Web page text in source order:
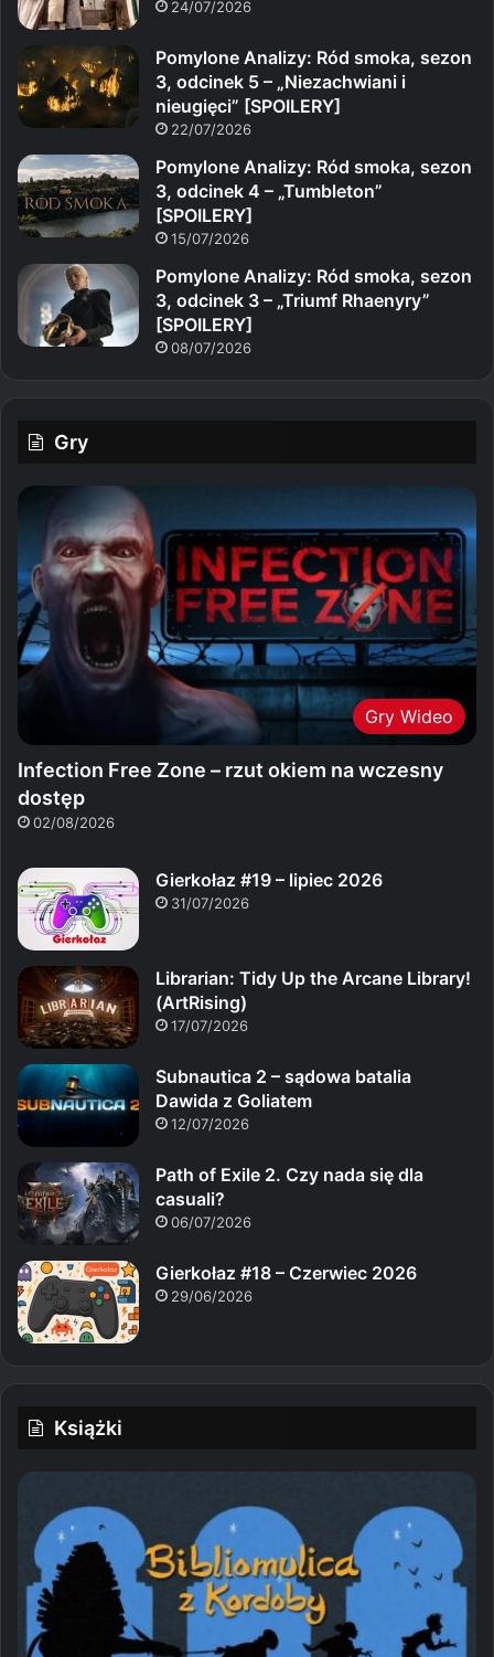
24/07/2026
Pomylone Analizy: Ród smoka, sezon
3, odcinek 5 – „Niezachwiani i
nieugięci” [SPOILERY]
22/07/2026
Pomylone Analizy: Ród smoka, sezon
3, odcinek 4 – „Tumbleton”
[SPOILERY]
15/07/2026
Pomylone Analizy: Ród smoka, sezon
3, odcinek 3 – „Triumf Rhaenyry”
[SPOILERY]
08/07/2026
Gry
Gry Wideo
Infection Free Zone – rzut okiem na wczesny
dostęp
02/08/2026
Gierkołaz #19 – lipiec 2026
31/07/2026
Librarian: Tidy Up the Arcane Library!
(ArtRising)
17/07/2026
Subnautica 2 – sądowa batalia
Dawida z Goliatem
12/07/2026
Path of Exile 2. Czy nada się dla
casuali?
06/07/2026
Gierkołaz #18 – Czerwiec 2026
29/06/2026
Książki